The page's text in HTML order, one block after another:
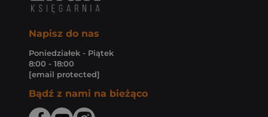
Napisz do nas
Poniedziałek - Piątek
8:00 - 18:00
[email protected]
Bądź z nami na bieżąco